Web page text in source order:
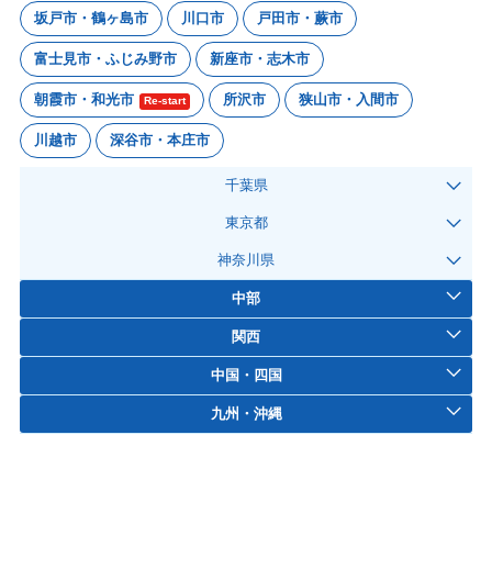
坂戸市・鶴ヶ島市 川口市 戸田市・蕨市
富士見市・ふじみ野市 新座市・志木市
朝霞市・和光市 Re-start 所沢市 狭山市・入間市
川越市 深谷市・本庄市
千葉県
東京都
神奈川県
中部
関西
中国・四国
九州・沖縄